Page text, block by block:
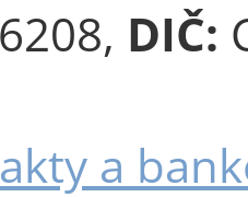
DIČ:
a